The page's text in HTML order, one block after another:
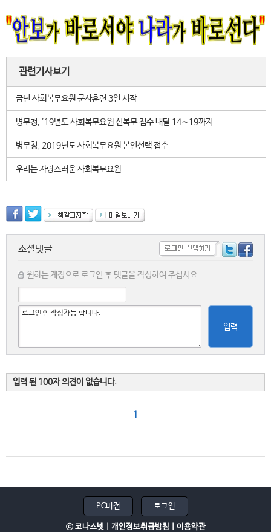
관련기사보기
금년 사회복무요원 군사훈련 3일 시작
병무청, ’19년도 사회복무요원 선복무 접수 내달 14∼19까지
병무청, 2019년도 사회복무요원 본인선택 접수
우리는 자랑스러운 사회복무요원
소셜댓글
원하는 계정으로 로그인 후 댓글을 작성하여 주십시요.
입력
입력 된 100자 의견이 없습니다.
1
PC버전 로그인
ⓒ 코나스넷 | 개인정보취급방침 이용약관